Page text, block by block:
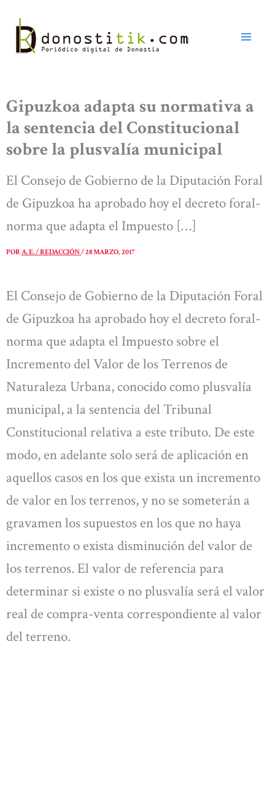
contenido
Gipuzkoa adapta su normativa a
la sentencia del Constitucional
sobre la plusvalía municipal
El Consejo de Gobierno de la Diputación Foral
de Gipuzkoa ha aprobado hoy el decreto foral-
norma que adapta el Impuesto […]
PORA. E. / REDACCIÓN/28 MARZO, 2017
El Consejo de Gobierno de la Diputación Foral
de Gipuzkoa ha aprobado hoy el decreto foral-
norma que adapta el Impuesto sobre el
Incremento del Valor de los Terrenos de
Naturaleza Urbana, conocido como plusvalía
municipal, a la sentencia del Tribunal
Constitucional relativa a este tributo. De este
modo, en adelante solo será de aplicación en
aquellos casos en los que exista un incremento
de valor en los terrenos, y no se someterán a
gravamen los supuestos en los que no haya
incremento o exista disminución del valor de
los terrenos. El valor de referencia para
determinar si existe o no plusvalía será el valor
real de compra-venta correspondiente al valor
del terreno.